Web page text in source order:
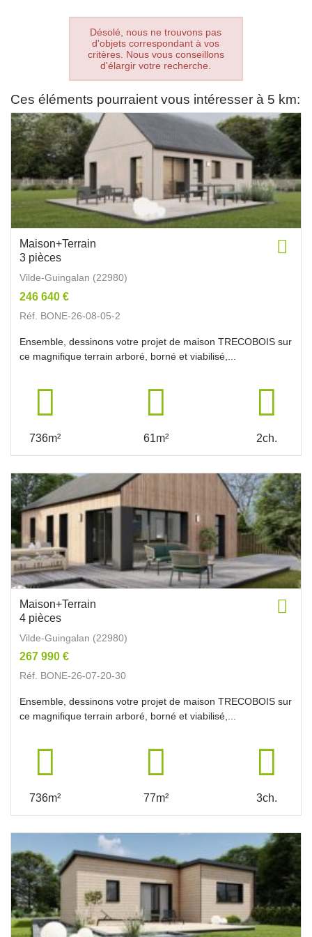
Désolé, nous ne trouvons pas
d'objets correspondant à vos
critères. Nous vous conseillons
d'élargir votre recherche.
Ces éléments pourraient vous intéresser à 5 km:
Maison+Terrain
3 pièces
Vilde-Guingalan (22980)
246 640 €
Réf. BONE-26-08-05-2
Ensemble, dessinons votre projet de maison TRECOBOIS sur
ce magnifique terrain arboré, borné et viabilisé,...
736m² 61m² 2ch.
Maison+Terrain
4 pièces
Vilde-Guingalan (22980)
267 990 €
Réf. BONE-26-07-20-30
Ensemble, dessinons votre projet de maison TRECOBOIS sur
ce magnifique terrain arboré, borné et viabilisé,...
736m² 77m² 3ch.